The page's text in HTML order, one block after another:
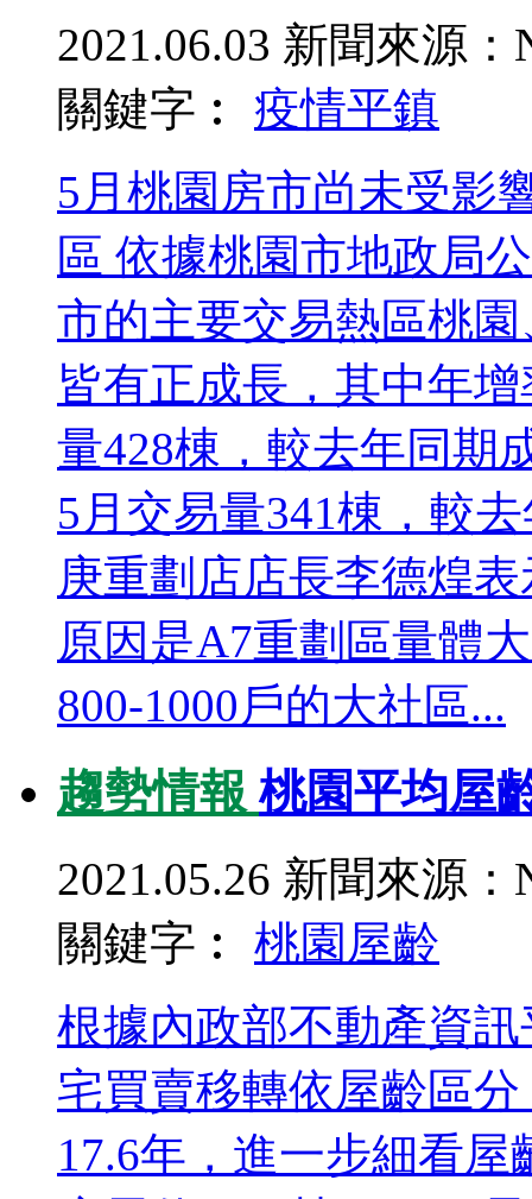
2021.06.03 新聞來源：
關鍵字︰ 疫情平鎮
5月桃園房市尚未受影
區 依據桃園市地政局
市的主要交易熱區桃
皆有正成長，其中年
量428棟，較去年同期
5月交易量341棟，較
庚重劃店店長李德煌
原因是A7重劃區量體
800-1000戶的大社區...
趨勢情報桃園平均屋
2021.05.26 新聞來源：
關鍵字︰ 桃園 屋齡
根據內政部不動產資
宅買賣移轉依屋齡區
17.6年，進一步細看